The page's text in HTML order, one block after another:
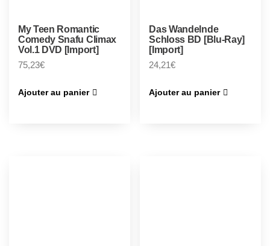
My Teen Romantic
Comedy Snafu Climax
Vol.1 DVD [Import]
75,23€
Ajouter au panier
Das Wandelnde
Schloss BD [Blu-Ray]
[Import]
24,21€
Ajouter au panier